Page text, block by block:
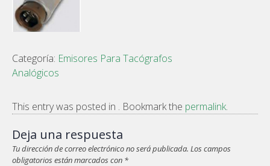
Categoría: Emisores Para Tacógrafos
Analógicos
This entry was posted in . Bookmark the permalink.
Deja una respuesta
Tu dirección de correo electrónico no será publicada. Los campos
obligatorios están marcados con *